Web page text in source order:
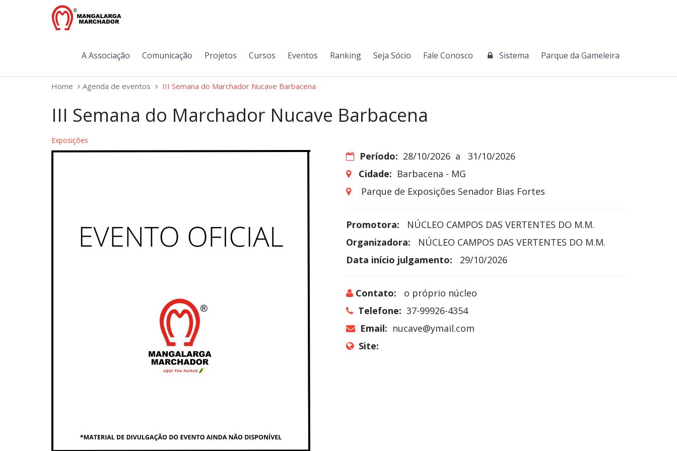
A Associação Comunicação Projetos Cursos Eventos Ranking Seja Sócio Fale Conosco Sistema Parque da Gameleira
Home Agenda de eventos III Semana do Marchador Nucave Barbacena
III Semana do Marchador Nucave Barbacena
Exposições
Período: 28/10/2026 a 31/10/2026
Cidade: Barbacena - MG
Parque de Exposições Senador Bias Fortes
Promotora:
NÚCLEO CAMPOS DAS VERTENTES DO M.M.
Organizadora:
NÚCLEO CAMPOS DAS VERTENTES DO M.M.
Data início julgamento:
29/10/2026
Contato:
o próprio núcleo
Telefone: 37-99926-4354
Email: nucave@ymail.com
Site: